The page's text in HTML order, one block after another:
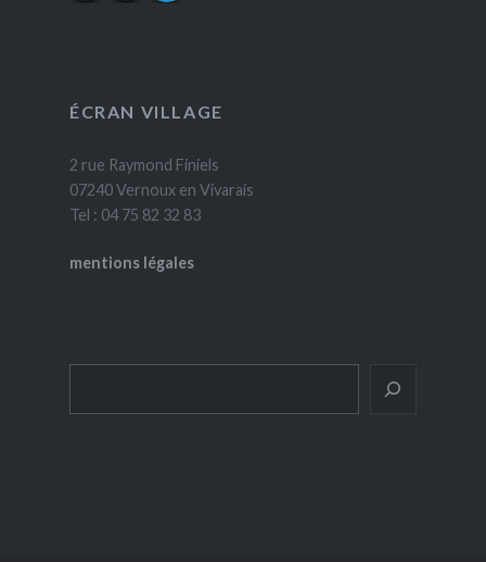
ÉCRAN VILLAGE
2 rue Raymond Finiels
07240 Vernoux en Vivarais
Tel : 04 75 82 32 83
mentions légales